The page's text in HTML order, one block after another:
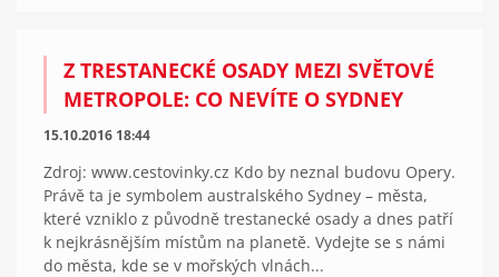
Z TRESTANECKÉ OSADY MEZI SVĚTOVÉ
METROPOLE: CO NEVÍTE O SYDNEY
15.10.2016 18:44
Zdroj: www.cestovinky.cz Kdo by neznal budovu Opery.
Právě ta je symbolem australského Sydney – města,
které vzniklo z původně trestanecké osady a dnes patří
k nejkrásnějším místům na planetě. Vydejte se s námi
do města, kde se v mořských vlnách...